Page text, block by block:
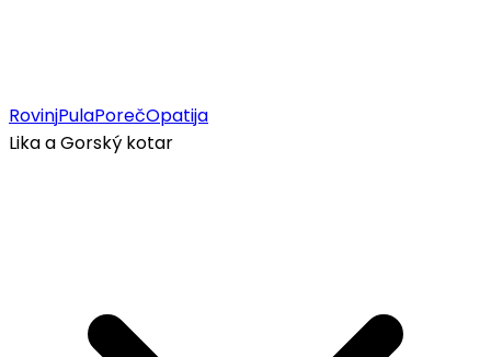
RovinjPulaPorečOpatija
Lika a Gorský kotar